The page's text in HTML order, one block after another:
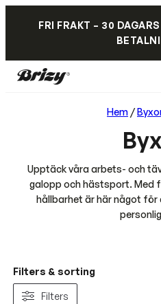
FRI FRAKT – 30
Hem /
Upptäck våra arbets- och
galopp och hästsport. Med
hållbarhet är här något för
Filters & sorting
Filters